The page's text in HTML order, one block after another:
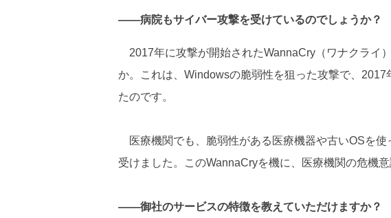
――病院もサイバー攻撃を受けているのでしょうか？
2017年に攻撃が開始されたWannaCry（ワナクライ
か。これは、Windowsの脆弱性を狙った攻撃で、
たのです。
医療機関でも、脆弱性がある医療機器や古いOSを使
受けました。このWannaCryを機に、医療機関の危機意
――御社のサービスの特徴を教えていただけますか？